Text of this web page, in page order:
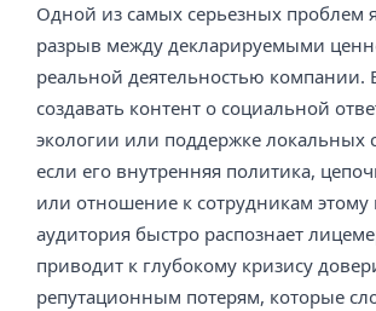
Одной из самых серьезных проблем
разрыв между декларируемыми
реальной деятельностью компании.
создавать контент о социальной
экологии или поддержке локальных
если его внутренняя политика,
или отношение к сотрудникам этому
аудитория быстро распознает
приводит к глубокому кризису
репутационным потерям, которые